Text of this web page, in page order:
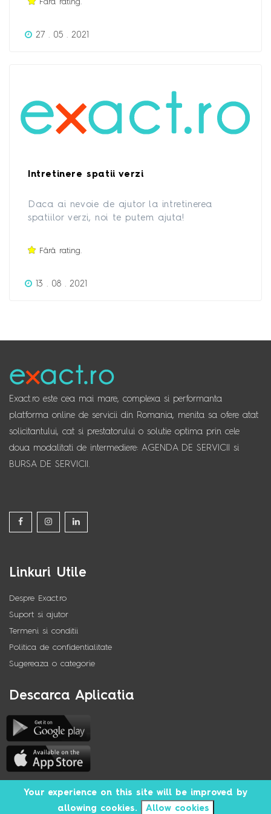
acces24/7 si alarma Accesul în incinta se face
27 . 05 . 2021
Intretinere spatii verzi
Daca ai nevoie de ajutor la intretinerea
spatiilor verzi, noi te putem ajuta!
Fără rating.
13 . 08 . 2021
Your experience on this site will be improved by
allowing cookies.
Allow cookies
Exact.ro este cea mai mare, complexa si performanta
platforma online de servicii din Romania, menita sa ofere atat
solicitantului, cat si prestatorului o solutie optima prin cele
doua modalitati de intermediere: AGENDA DE SERVICII si
BURSA DE SERVICII.
Linkuri Utile
Despre Exact.ro
Suport si ajutor
Termeni si conditii
Politica de confidentialitate
Sugereaza o categorie
Descarca Aplicatia
©Copyright 2020 exact.ro Developed by Exact development